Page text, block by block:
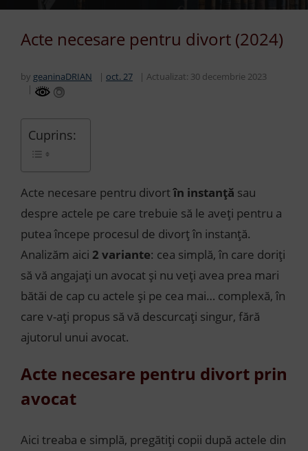
Acte necesare pentru divort (2024)
by geaninaDRIAN oct. 27 Actualizat: 30 decembrie 2023
Cuprins:
Acte necesare pentru divortîn instanță sau
despre actele pe care trebuie să le aveți pentru a
putea începe procesul de divorț în instanță.
Analizăm aici 2 variante: cea simplă, în care doriți
să vă angajați un avocat și nu veți avea prea mari
bătăi de cap cu actele și pe cea mai… complexă, în
care v-ați propus să vă descurcați singur, fără
ajutorul unui avocat.
Acte necesare pentru divort prin
avocat
Aici treaba e simplă, pregătiți copii după actele din